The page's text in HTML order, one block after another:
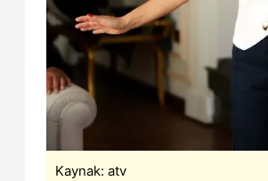
Kaynak: atv